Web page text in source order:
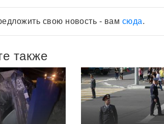
свою новость - вам сюда.
также